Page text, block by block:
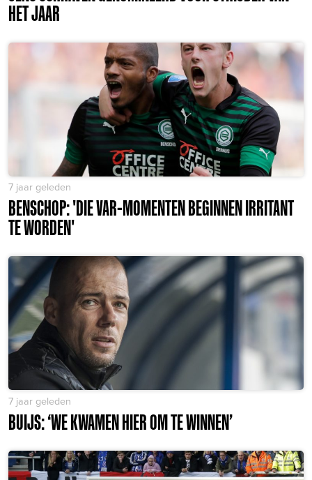
HET JAAR
7 jaar geleden
BENSCHOP: 'DIE VAR-MOMENTEN BEGINNEN IRRITANT
TE WORDEN'
7 jaar geleden
BUIJS: ‘WE KWAMEN HIER OM TE WINNEN’